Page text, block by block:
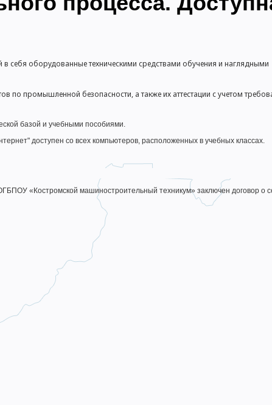
себя оборудованные техническими средствами обучения и наглядными
по промышленной безопасности, а также их аттестации с учетом
базой и учебными пособиями.
доступен со всех компьютеров, расположенных в учебных классах.
«Костромской машиностроительный техникум» заключен договор о